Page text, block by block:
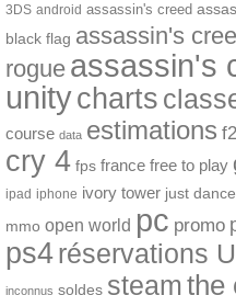
3DS android assassin's creed
black flag assassin's
rogue assassin's
unitycharts
course data estimations
cry 4 fps france free to play
ipad iphone ivory tower just
mmo open world pc promo
ps4réservations
inconnus soldes steamthe